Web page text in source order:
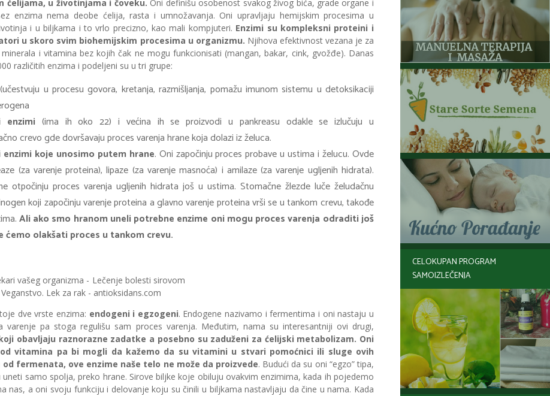
CELOKUPAN PROGRAM
SAMOIZLEČENJA
ćelijama, u životinjama i čoveku. Oni definišu osobenost svakog živog bića, grade organe i
enzima nema deobe ćelija, rasta i umnožavanja. Oni upravljaju hemijskim procesima u
i u biljkama i to vrlo precizno, kao mali kompjuteri. Enzimi su kompleksni proteini i
u skoro svim biohemijskim procesima u organizmu. Njihova efektivnost vezana je za
i vitamina bez kojih čak ne mogu funkcionisati (mangan, bakar, cink, gvožđe). Danas
različitih enzima i podeljeni su u tri grupe:
(učestvuju u procesu govora, kretanja, razmišljanja, pomažu imunom sistemu u detoksikaciji
enzimi (ima ih oko 22) i većina ih se proizvodi u pankreasu odakle se izlučuju u
crevo gde dovršavaju proces varenja hrane koja dolazi iz želuca.
enzimi koje unosimo putem hrane. Oni započinju proces probave u ustima i želucu. Ovde
(za varenje proteina), lipaze (za varenje masnoća) i amilaze (za varenje ugljenih hidrata).
otpočinju proces varenja ugljenih hidrata još u ustima. Stomačne žlezde luče želudačnu
koji započinju varenje proteina a glavno varenje proteina vrši se u tankom crevu, takođe
Ali ako smo hranom uneli potrebne enzime oni mogu proces varenja odraditi još
ćemo olakšati proces u tankom crevu.
dve vrste enzima: endogeni i egzogeni. Endogene nazivamo i fermentima i oni nastaju u
varenje pa stoga regulišu sam proces varenja. Međutim, nama su interesantniji ovi drugi,
obavljaju raznorazne zadatke a posebno su zaduženi za ćelijski metabolizam. Oni
vitamina pa bi mogli da kažemo da su vitamini u stvari pomoćnici ili sluge ovih
od fermenata, ove enzime naše telo ne može da proizvede. Budući da su oni “egzo” tipa,
samo spolja, preko hrane. Sirove biljke koje obiluju ovakvim enzimima, kada ih pojedemo
nas, a oni svoju funkciju i delovanje koju su činili u biljkama nastavljaju da čine u nama. Kada